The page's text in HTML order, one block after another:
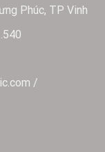
Phúc, TP Vinh
/